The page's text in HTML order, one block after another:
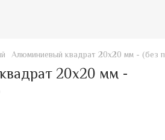
Алюминиевый квадрат 20х20 мм - (без
20х20 мм -